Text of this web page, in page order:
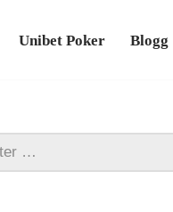
Unibet Poker Blogg